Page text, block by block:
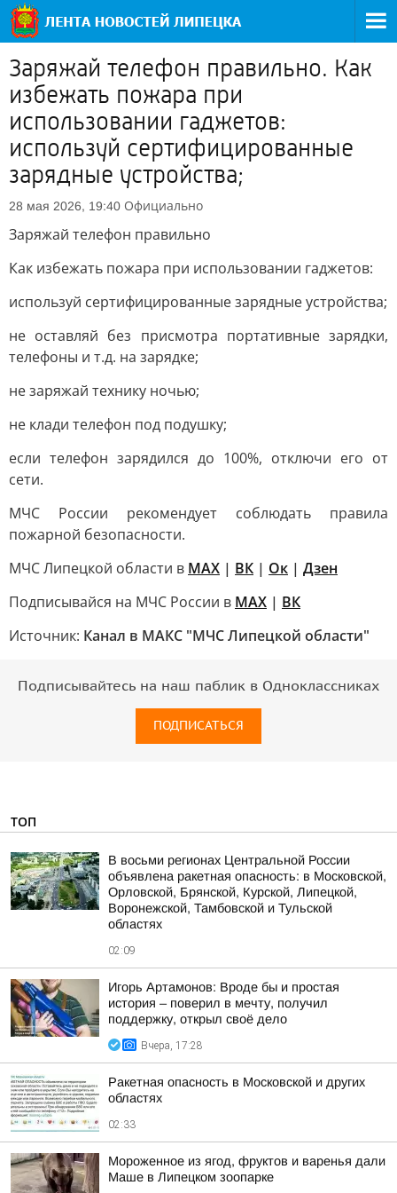
Заряжай телефон правильно. Как
избежать пожара при
использовании гаджетов:
используй сертифицированные
зарядные устройства;
28 мая 2026, 19:40 Официально
Заряжай телефон правильно
Как избежать пожара при использовании гаджетов:
используй сертифицированные зарядные устройства;
не оставляй без присмотра портативные зарядки,
телефоны и т.д. на зарядке;
не заряжай технику ночью;
не клади телефон под подушку;
если телефон зарядился до 100%, отключи его от
сети.
МЧС России рекомендует соблюдать правила
пожарной безопасности.
МЧС Липецкой области в МАХ | ВК | Ок | Дзен
Подписывайся на МЧС России в MAX | ВК
Источник: Канал в МАКС "МЧС Липецкой области"
Подписывайтесь на наш паблик в Одноклассниках
ПОДПИСАТЬСЯ
ТОП
В восьми регионах Центральной России
объявлена ракетная опасность: в Московской,
Орловской, Брянской, Курской, Липецкой,
Воронежской, Тамбовской и Тульской
областях
02:09
Игорь Артамонов: Вроде бы и простая
история – поверил в мечту, получил
поддержку, открыл своё дело
Вчера, 17:28
Ракетная опасность в Московской и других
областях
02:33
Мороженное из ягод, фруктов и варенья дали
Маше в Липецком зоопарке